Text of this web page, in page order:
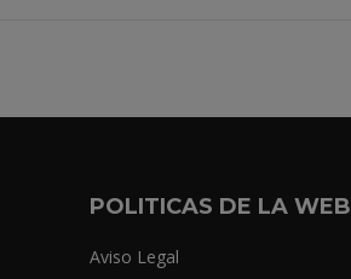
POLITICAS DE LA WEB
Aviso Legal